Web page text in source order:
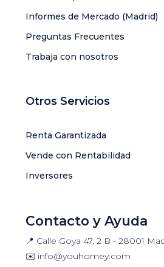
Informes de Mercado (Madrid)
Preguntas Frecuentes
Trabaja con nosotros
Otros Servicios
Renta Garantizada
Vende con Rentabilidad
Inversores
Contacto y Ayuda
📍 Calle Goya 47, 2 B - 28001
✉️ info@youhomey.com